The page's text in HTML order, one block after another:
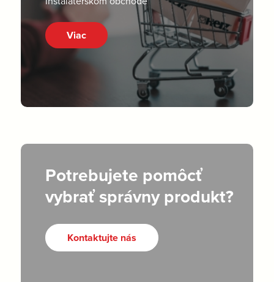
Viac
Potrebujete pomôcť
vybrať správny produkt?
Kontaktujte nás